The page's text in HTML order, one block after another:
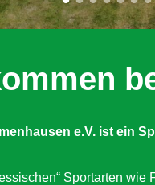
e.V. ist ein
Sportarten